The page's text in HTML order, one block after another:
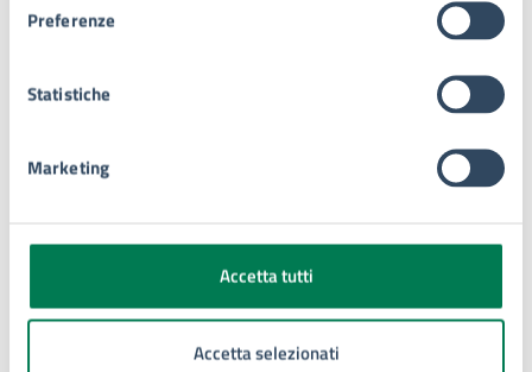
Preferenze
Statistiche
Marketing
Accetta tutti
Accetta selezionati
Contatti
Telefono:
Tipo di evento: Evento religioso